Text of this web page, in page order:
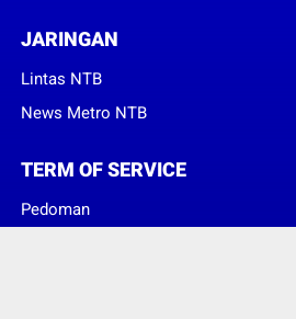
JARINGAN
Lintas NTB
News Metro NTB
TERM OF SERVICE
Pedoman